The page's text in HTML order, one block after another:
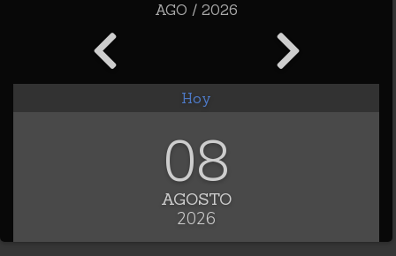
AGO / 2026
Hoy
08
AGOSTO
2026